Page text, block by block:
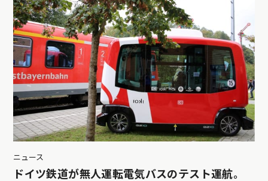
ニュース
ドイツ鉄道が無人運転電気バスのテスト運航。